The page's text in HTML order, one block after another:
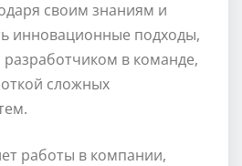
своим знаниям и
инновационные подходы,
в команде,
сложных
работы в компании,